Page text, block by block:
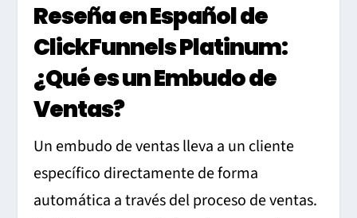
Reseña en Español de
ClickFunnels Platinum:
¿Qué es un Embudo de
Ventas?
Un embudo de ventas lleva a un cliente
específico directamente de forma
automática a través del proceso de ventas.